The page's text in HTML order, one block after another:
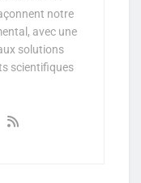
notre
avec une
solutions
scientifiques